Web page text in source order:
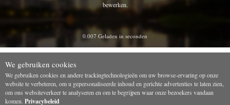
bewerken.
0.007 Geladen in seconden
We gebruiken cookies
We gebruiken cookies en andere trackingtechnologieën om uw browse-ervaring op onze
website te verbeteren, om u gepersonaliseerde inhoud en gerichte advertenties te laten zien,
om ons websiteverkeer te analyseren en om te begrijpen waar onze bezoekers vandaan
komen. Privacybeleid